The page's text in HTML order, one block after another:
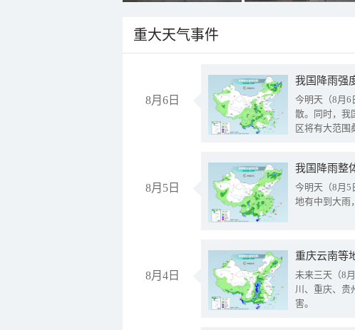
重大天气事件
8月6日
今明天（8月6
散。同时，我
区将有大范围
8月5日
我国降雨整
今明天（8月5
地有中到大雨
8月4日
重庆云南等
未来三天（8
川、重庆、贵
害。